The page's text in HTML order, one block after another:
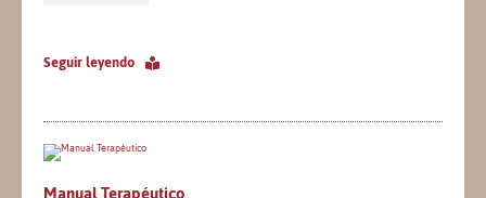
Seguir leyendo
Manual Terapéutico